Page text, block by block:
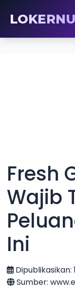
Fresh
Wajib
Ini
Sumber: